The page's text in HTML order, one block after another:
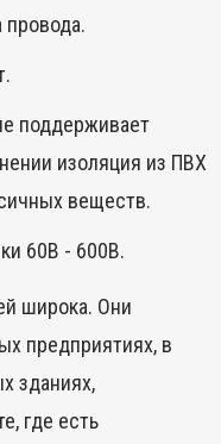
провода.
поддерживает
изоляция из ПВХ
веществ.
60В - 600В.
широка. Они
предприятиях, в
зданиях,
где есть